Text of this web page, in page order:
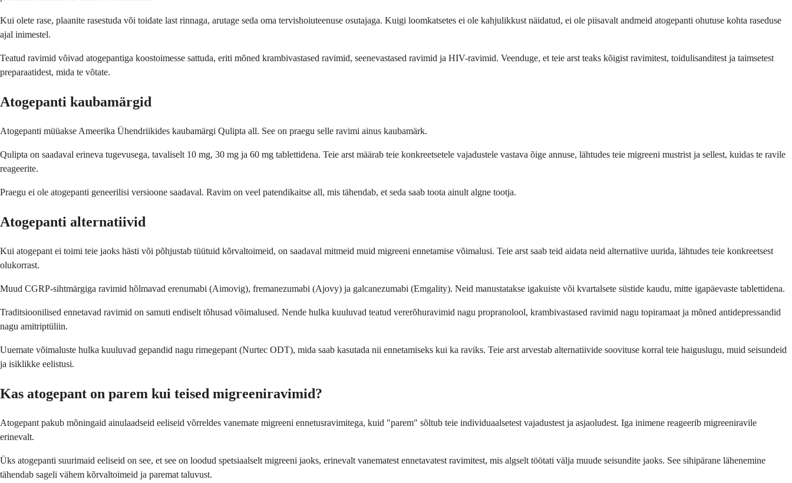
Kui olete rase, plaanite rasestuda või toidate last rinnaga, arutage seda oma tervishoiuteenuse osutajaga. Kuigi loomkatsetes ei ole kahjulikkust näidatud, ei ole piisavalt andmeid atogepanti ohutuse kohta raseduse
ajal inimestel.
Teatud ravimid võivad atogepantiga koostoimesse sattuda, eriti mõned krambivastased ravimid, seenevastased ravimid ja HIV-ravimid. Veenduge, et teie arst teaks kõigist ravimitest, toidulisanditest ja taimsetest
preparaatidest, mida te võtate.
Atogepanti kaubamärgid
Atogepanti müüakse Ameerika Ühendriikides kaubamärgi Qulipta all. See on praegu selle ravimi ainus kaubamärk.
Qulipta on saadaval erineva tugevusega, tavaliselt 10 mg, 30 mg ja 60 mg tablettidena. Teie arst määrab teie konkreetsetele vajadustele vastava õige annuse, lähtudes teie migreeni mustrist ja sellest, kuidas te ravile
reageerite.
Praegu ei ole atogepanti geneerilisi versioone saadaval. Ravim on veel patendikaitse all, mis tähendab, et seda saab toota ainult algne tootja.
Atogepanti alternatiivid
Kui atogepant ei toimi teie jaoks hästi või põhjustab tüütuid kõrvaltoimeid, on saadaval mitmeid muid migreeni ennetamise võimalusi. Teie arst saab teid aidata neid alternatiive uurida, lähtudes teie konkreetsest
olukorrast.
Muud CGRP-sihtmärgiga ravimid hõlmavad erenumabi (Aimovig), fremanezumabi (Ajovy) ja galcanezumabi (Emgality). Neid manustatakse igakuiste või kvartalsete süstide kaudu, mitte igapäevaste tablettidena.
Traditsioonilised ennetavad ravimid on samuti endiselt tõhusad võimalused. Nende hulka kuuluvad teatud vererõhuravimid nagu propranolool, krambivastased ravimid nagu topiramaat ja mõned antidepressandid
nagu amitriptüliin.
Uuemate võimaluste hulka kuuluvad gepandid nagu rimegepant (Nurtec ODT), mida saab kasutada nii ennetamiseks kui ka raviks. Teie arst arvestab alternatiivide soovituse korral teie haiguslugu, muid seisundeid
ja isiklikke eelistusi.
Kas atogepant on parem kui teised migreeniravimid?
Atogepant pakub mõningaid ainulaadseid eeliseid võrreldes vanemate migreeni ennetusravimitega, kuid "parem" sõltub teie individuaalsetest vajadustest ja asjaoludest. Iga inimene reageerib migreeniravile
erinevalt.
Üks atogepanti suurimaid eeliseid on see, et see on loodud spetsiaalselt migreeni jaoks, erinevalt vanematest ennetavatest ravimitest, mis algselt töötati välja muude seisundite jaoks. See sihipärane lähenemine
tähendab sageli vähem kõrvaltoimeid ja paremat taluvust.